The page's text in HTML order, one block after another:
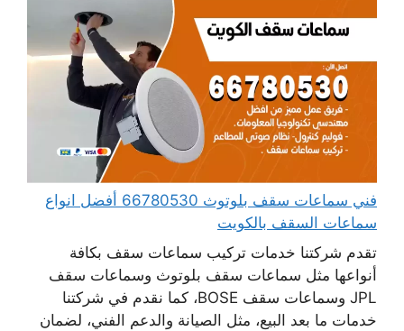
فني سماعات سقف بلوتوث 66780530 أفضل انواع
سماعات السقف بالكويت
تقدم شركتنا خدمات تركيب سماعات سقف بكافة
أنواعها مثل سماعات سقف بلوتوث وسماعات سقف
JPL وسماعات سقف BOSE، كما نقدم في شركتنا
خدمات ما بعد البيع، مثل الصيانة والدعم الفني، لضمان